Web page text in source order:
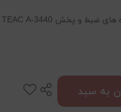
به سبد